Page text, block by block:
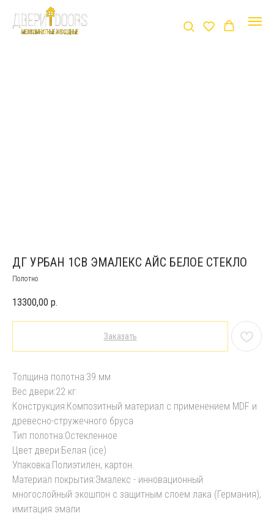
ДГ УРБАН 1СВ ЭМАЛЕКС АЙС БЕЛОЕ СТЕКЛО
Полотно
13300,00 р.
Заказать
Толщина полотна:39 мм
Вес двери:22 кг
Конструкция:Композитный материал с применением MDF и
древесно-стружечного бруса
Тип полотна:Остекленное
Цвет двери:Белая (ice)
Упаковка:Полиэтилен, картон.
Материал покрытия:Эмалекс - инновационный
многослойный экошпон с защитным слоем лака (Германия),
имитация эмали